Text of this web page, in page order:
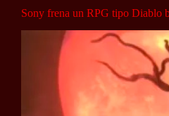
Sony frena un RPG tipo Diablo